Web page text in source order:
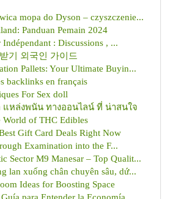
mopa do Dyson – czyszczenie...
Panduan Pemain 2024
: Discussions , ...
기 외국인 가이드
Pallets: Your Ultimate Buyin...
backlinks en français
For Sex doll
แหล่งพนัน ทางออนไลน์ ที่ น่าสนใจ
World of THC Edibles
Gift Card Deals Right Now
Examination into the F...
Sector M9 Manesar – Top Qualit...
lan xuống chân chuyên sâu, dứ...
Ideas for Boosting Space